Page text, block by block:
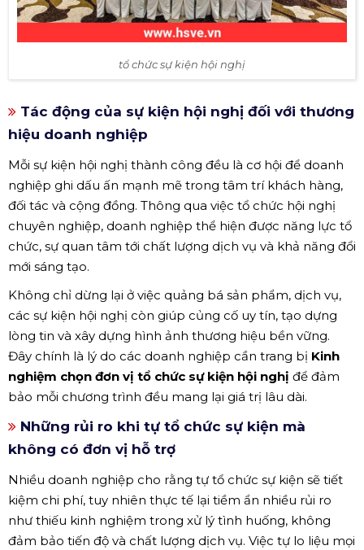
tổ chức sự kiện hội nghị
Tác động của sự kiện hội nghị đối với thương
hiệu doanh nghiệp
Mỗi sự kiện hội nghị thành công đều là cơ hội để doanh
nghiệp ghi dấu ấn mạnh mẽ trong tâm trí khách hàng,
đối tác và cộng đồng. Thông qua việc tổ chức hội nghị
chuyên nghiệp, doanh nghiệp thể hiện được năng lực tổ
chức, sự quan tâm tới chất lượng dịch vụ và khả năng đổi
mới sáng tạo.
Không chỉ dừng lại ở việc quảng bá sản phẩm, dịch vụ,
các sự kiện hội nghị còn giúp củng cố uy tín, tạo dựng
lòng tin và xây dựng hình ảnh thương hiệu bền vững.
Đây chính là lý do các doanh nghiệp cần trang bị Kinh
nghiệm chọn đơn vị tổ chức sự kiện hội nghị để đảm
bảo mỗi chương trình đều mang lại giá trị lâu dài.
Những rủi ro khi tự tổ chức sự kiện mà
không có đơn vị hỗ trợ
Nhiều doanh nghiệp cho rằng tự tổ chức sự kiện sẽ tiết
kiệm chi phí, tuy nhiên thực tế lại tiềm ẩn nhiều rủi ro
như thiếu kinh nghiệm trong xử lý tình huống, không
đảm bảo tiến độ và chất lượng dịch vụ. Việc tự lo liệu mọi